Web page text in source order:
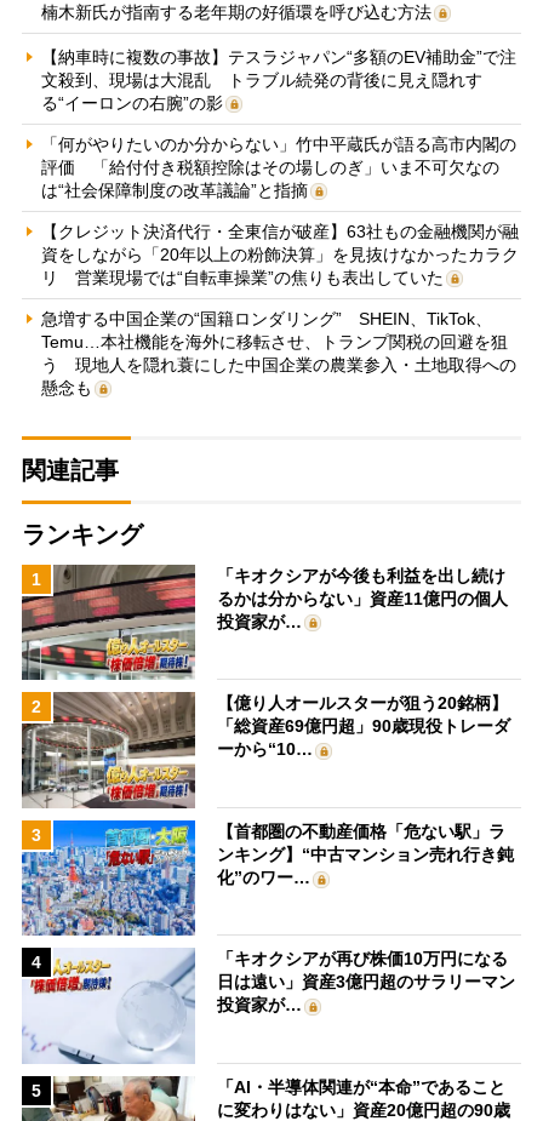
楠木新氏が指南する老年期の好循環を呼び込む方法
【納車時に複数の事故】テスラジャパン“多額のEV補助金”で注
文殺到、現場は大混乱 トラブル続発の背後に見え隠れす
る“イーロンの右腕”の影
「何がやりたいのか分からない」竹中平蔵氏が語る高市内閣の
評価 「給付付き税額控除はその場しのぎ」いま不可欠なの
は“社会保障制度の改革議論”と指摘
【クレジット決済代行・全東信が破産】63社もの金融機関が融
資をしながら「20年以上の粉飾決算」を見抜けなかったカラク
リ 営業現場では“自転車操業”の焦りも表出していた
急増する中国企業の“国籍ロンダリング” SHEIN、TikTok、
Temu…本社機能を海外に移転させ、トランプ関税の回避を狙
う 現地人を隠れ蓑にした中国企業の農業参入・土地取得への
懸念も
関連記事
ランキング
1
「キオクシアが今後も利益を出し続け
るかは分からない」資産11億円の個人
投資家が…
2
【億り人オールスターが狙う20銘柄】
「総資産69億円超」90歳現役トレーダ
ーから“10…
3
【首都圏の不動産価格「危ない駅」ラ
ンキング】“中古マンション売れ行き鈍
化”のワー…
4
「キオクシアが再び株価10万円になる
日は遠い」資産3億円超のサラリーマン
投資家が…
5
「AI・半導体関連が“本命”であること
に変わりはない」資産20億円超の90歳